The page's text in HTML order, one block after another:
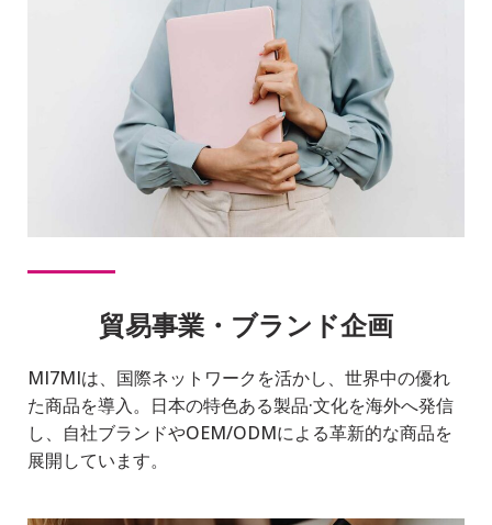
貿易事業・ブランド企画
MI7MIは、国際ネットワークを活かし、世界中の優れ
た商品を導⼊。⽇本の特⾊ある製品·⽂化を海外へ発信
し、⾃社ブランドやOEM/ODMによる⾰新的な商品を
展開しています。